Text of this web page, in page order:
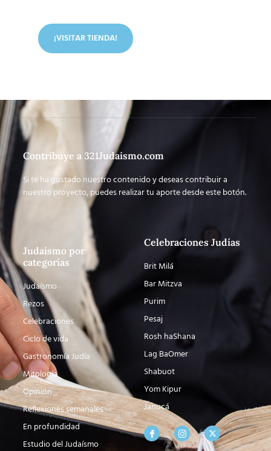
¡VISITAR TIENDA!
Contribuye a 321Judaismo.com
Si te ha gustado nuestro contenido y deseas contribuir a
nuestro proyecto, puedes realizar tu aporte desde este botón.
Judaísmo por
categorías
Judaísmo
Rezos
Celebraciones
Ciclo de vida
Gastronomía Judía
Mitología
Opinión
Reflexiones semanales
En profundidad
Estudio del Judaísmo
Celebraciones Judías
Brit Milá
Bar Mitzva
Purim
Pesaj
Rosh haShana
Lag BaOmer
Shabuot
Yom Kipur
Janucá